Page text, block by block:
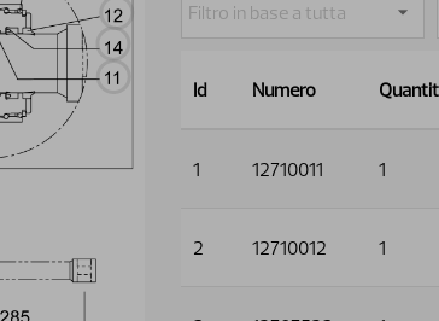
Id Numero
1 12710011 1
2 12710012 1